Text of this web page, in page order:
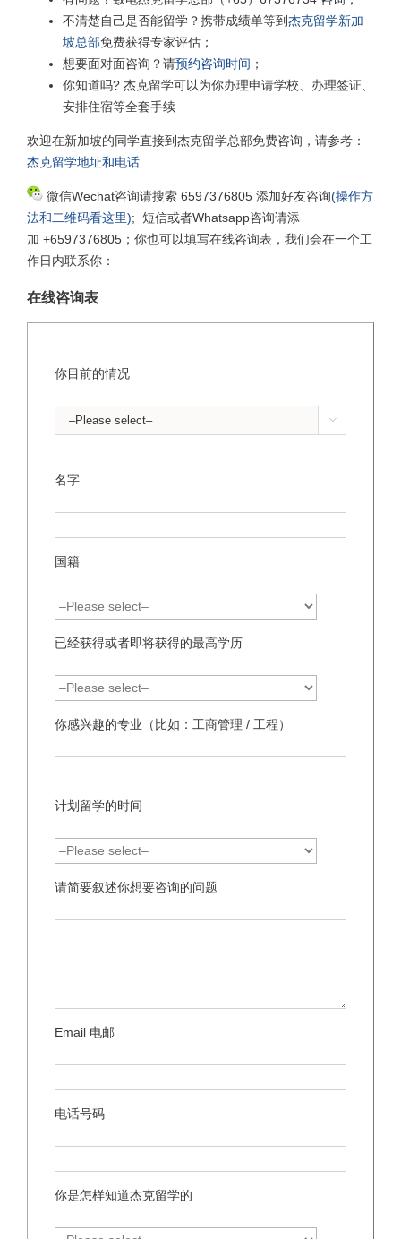
不清楚自己是否能留学？携带成绩单等到杰克留学新加
坡总部免费获得专家评估；
想要面对面咨询？请预约咨询时间 ；
你知道吗? 杰克留学可以为你办理申请学校、办理签证、
安排住宿等全套手续
欢迎在新加坡的同学直接到杰克留学总部免费咨询，请参考：
杰克留学地址和电话
微信Wechat咨询请搜索 6597376805 添加好友咨询(操作方
法和二维码看这里); 短信或者Whatsapp咨询请添
加 +6597376805；你也可以填写在线咨询表，我们会在一个工
作日内联系你：
在线咨询表
你目前的情况

名字
国籍
已经获得或者即将获得的最高学历
你感兴趣的专业（比如：工商管理 / 工程）
计划留学的时间
请简要叙述你想要咨询的问题
Email 电邮
电话号码
你是怎样知道杰克留学的